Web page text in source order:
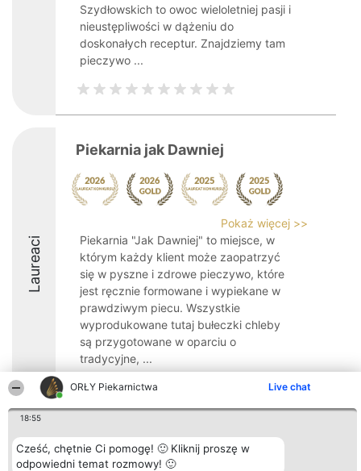
ORŁY Piekarnictwa Live chat
18:55
Cześć, chętnie Ci pomogę! 🙂 Kliknij proszę w
odpowiedni temat rozmowy! 🙂
Szydłowskich to owoc wieloletniej pasji i
nieustępliwości w dążeniu do
doskonałych receptur. Znajdziemy tam
pieczywo ...
Laureaci
Piekarnia jak Dawniej
Pokaż więcej >>
Piekarnia "Jak Dawniej" to miejsce, w
którym każdy klient może zaopatrzyć
się w pyszne i zdrowe pieczywo, które
jest ręcznie formowane i wypiekane w
prawdziwym piecu. Wszystkie
wyprodukowane tutaj bułeczki chleby
są przygotowane w oparciu o
tradycyjne, ...
9.5
Organizator plebiscytu
Bright Side Solutions sp. z o.
Plebiscyt
Laureaci
Kontakt